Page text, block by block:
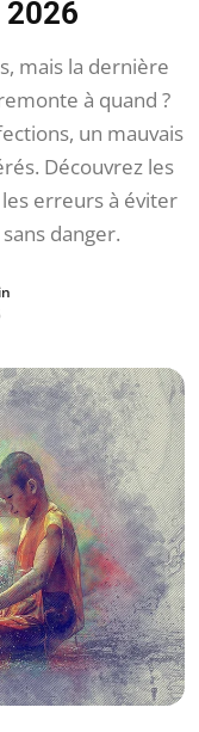
mais la dernière
à quand ?
un mauvais
Découvrez les
erreurs à éviter
danger.